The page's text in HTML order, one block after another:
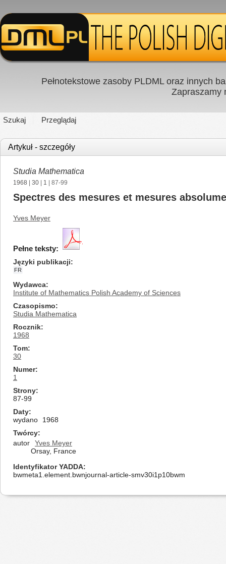
Pełnotekstowe zasoby PLDML oraz innych
Zapraszamy
Szukaj Przeglądaj
Artykuł - szczegóły
Studia Mathematica
1968 30 1 | 87-99
Spectres des mesures et mesures
Yves Meyer
Pełne teksty:
Języki publikacji
FR
Wydawca
Institute of Mathematics Polish Academy of Sciences
Czasopismo
Studia Mathematica
Rocznik
1968
Tom
30
Numer
1
Strony
87-99
Daty
wydano
1968
Twórcy
autor
Yves Meyer
Orsay, France
Identyfikator YADDA
bwmeta1.element.bwnjournal-article-smv30i1p10bwm